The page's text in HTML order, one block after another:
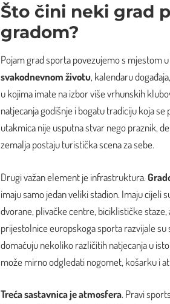
Što čini neki grad
gradom?
Pojam grad sporta povezujemo s mjestom
svakodnevnom životu, kalendaru
u kojima imate na izbor više vrhunskih
natjecanja godišnje i bogatu tradiciju koja
utakmica nije usputna stvar nego praznik,
zemalja postaju turistička scena za sebe.
Drugi važan element je infrastruktura.
imaju samo jedan veliki stadion. Imaju cijeli
dvorane, plivačke centre, biciklističke
prijestolnice europskoga sporta razvijale
domaćuju nekoliko različitih natjecanja u
može mirno odgledati nogomet, košarku i
Treća sastavnica je atmosfera. Pravi